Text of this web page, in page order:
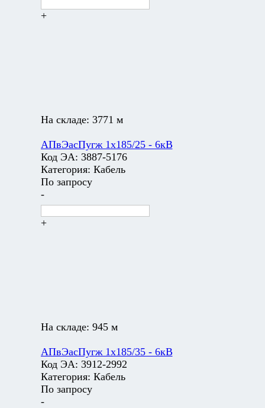
+
На складе: 3771 м
АПвЭасПугж 1х185/25 - 6кВ
Код ЭА: 3887-5176
Категория: Кабель
По запросу
-
+
На складе: 945 м
АПвЭасПугж 1х185/35 - 6кВ
Код ЭА: 3912-2992
Категория: Кабель
По запросу
-